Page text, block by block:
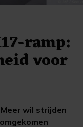
ramp:
voor
Meer wil strijden